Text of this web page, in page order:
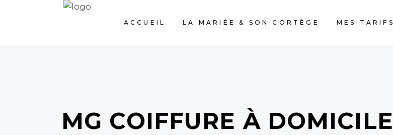
ACCUEIL LA MARIÉE & SON CORTÈGE MES TARIFS
MG COIFFURE À DOMICILE